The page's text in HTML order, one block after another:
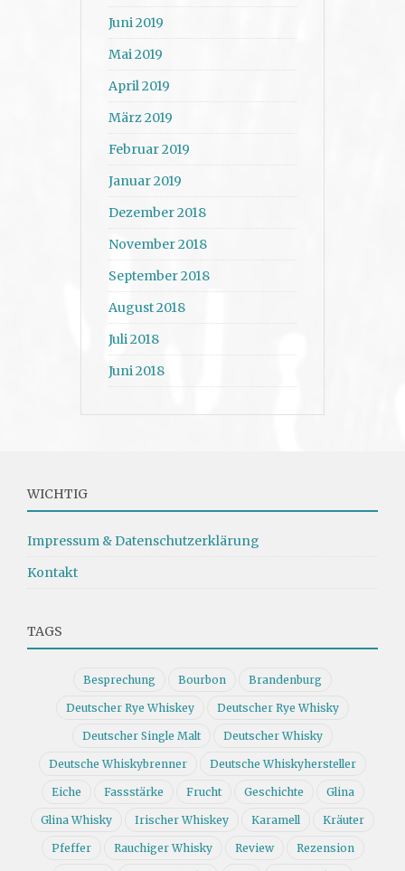
Juni 2019
Mai 2019
April 2019
März 2019
Februar 2019
Januar 2019
Dezember 2018
November 2018
September 2018
August 2018
Juli 2018
Juni 2018
WICHTIG
Impressum & Datenschutzerklärung
Kontakt
TAGS
Besprechung Bourbon Brandenburg
Deutscher Rye Whiskey Deutscher Rye Whisky
Deutscher Single Malt Deutscher Whisky
Deutsche Whiskybrenner Deutsche Whiskyhersteller
Eiche Fassstärke Frucht Geschichte Glina
Glina Whisky Irischer Whiskey Karamell Kräuter
Pfeffer Rauchiger Whisky Review Rezension